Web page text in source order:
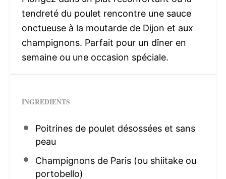
tendreté du poulet rencontre une sauce
onctueuse à la moutarde de Dijon et aux
champignons. Parfait pour un dîner en
semaine ou une occasion spéciale.
INGREDIENTS
Poitrines de poulet désossées et sans
peau
Champignons de Paris (ou shiitake ou
portobello)